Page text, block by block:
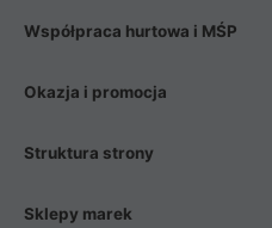
Współpraca hurtowa i MŚP
Okazja i promocja
Struktura strony
Sklepy marek